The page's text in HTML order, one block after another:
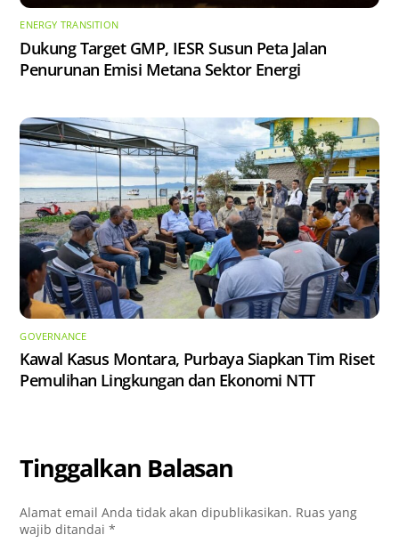
ENERGY TRANSITION
Dukung Target GMP, IESR Susun Peta Jalan
Penurunan Emisi Metana Sektor Energi
GOVERNANCE
Kawal Kasus Montara, Purbaya Siapkan Tim Riset
Pemulihan Lingkungan dan Ekonomi NTT
Tinggalkan Balasan
Alamat email Anda tidak akan dipublikasikan. Ruas yang
wajib ditandai*